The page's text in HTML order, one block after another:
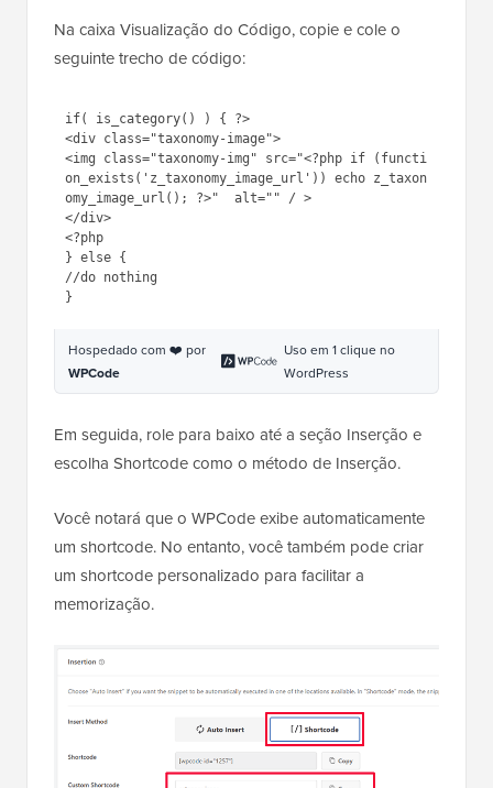
Na caixa Visualização do Código, copie e cole o
seguinte trecho de código:
1
2
3
5
6
8
if( is_category() ) { ?>
<div class="taxonomy-image" >
<img class="taxonomy-img" src="
<?php if
ge_url')) echo
z_taxonomy_image_url(); ?>"
<?php
}
}
WPCode
WordPress
Em seguida, role para baixo até a seção Inserção e
escolha Shortcode como o método de Inserção.
Você notará que o WPCode exibe automaticamente
um shortcode. No entanto, você também pode criar
um shortcode personalizado para facilitar a